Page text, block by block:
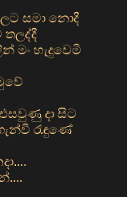
සමා නොදී
තලද්දී
මං හැදුවෙමි
දා සිට
රැඳුණේ